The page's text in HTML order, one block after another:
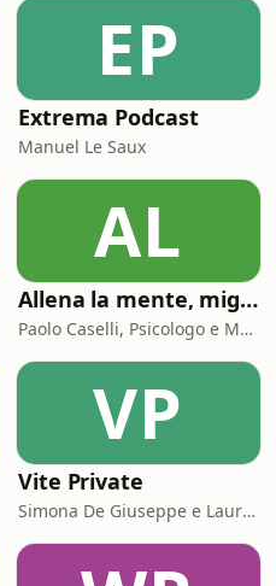
EP
Extrema Podcast
Manuel Le Saux
AL
Allena la mente, migliora la tua vita. Psicologia, mental training e crescita personale
Paolo Caselli, Psicologo e Mental Trainer
VP
Vite Private
Simona De Giuseppe e Laura Marinaro